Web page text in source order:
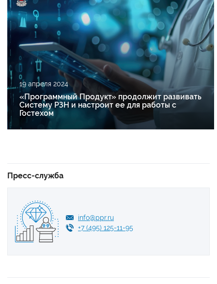
19 апреля 2024
«Программный Продукт» продолжит развивать
Систему РЗН и настроит ее для работы с
Гостехом
Пресс-служба
info@ppr.ru
+7 (495) 125-11-95